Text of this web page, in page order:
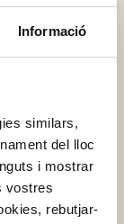
Informació
similars,
del lloc
i mostrar
vostres
rebutjar-